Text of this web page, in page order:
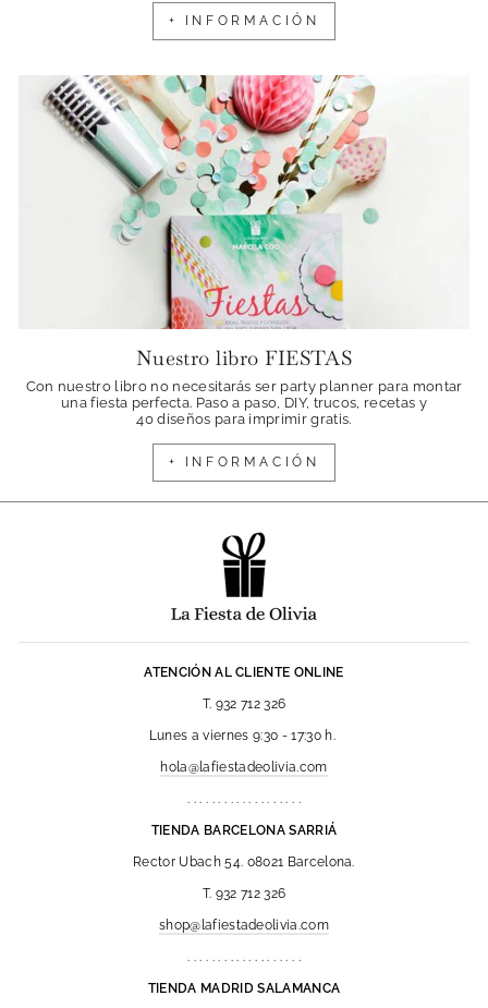
+ INFORMACIÓN
Nuestro libro FIESTAS
Con nuestro libro no necesitarás ser party planner para montar
una fiesta perfecta. Paso a paso, DIY, trucos, recetas y
40 diseños para imprimir gratis.
+ INFORMACIÓN
ATENCIÓN AL CLIENTE ONLINE
T. 932 712 326
Lunes a viernes 9:30 - 17:30 h.
hola@lafiestadeolivia.com
. . . . . . . . . . . . . . . . . . .
TIENDA BARCELONA SARRIÁ
Rector Ubach 54. 08021 Barcelona.
T. 932 712 326
shop@lafiestadeolivia.com
. . . . . . . . . . . . . . . . . . .
TIENDA MADRID SALAMANCA